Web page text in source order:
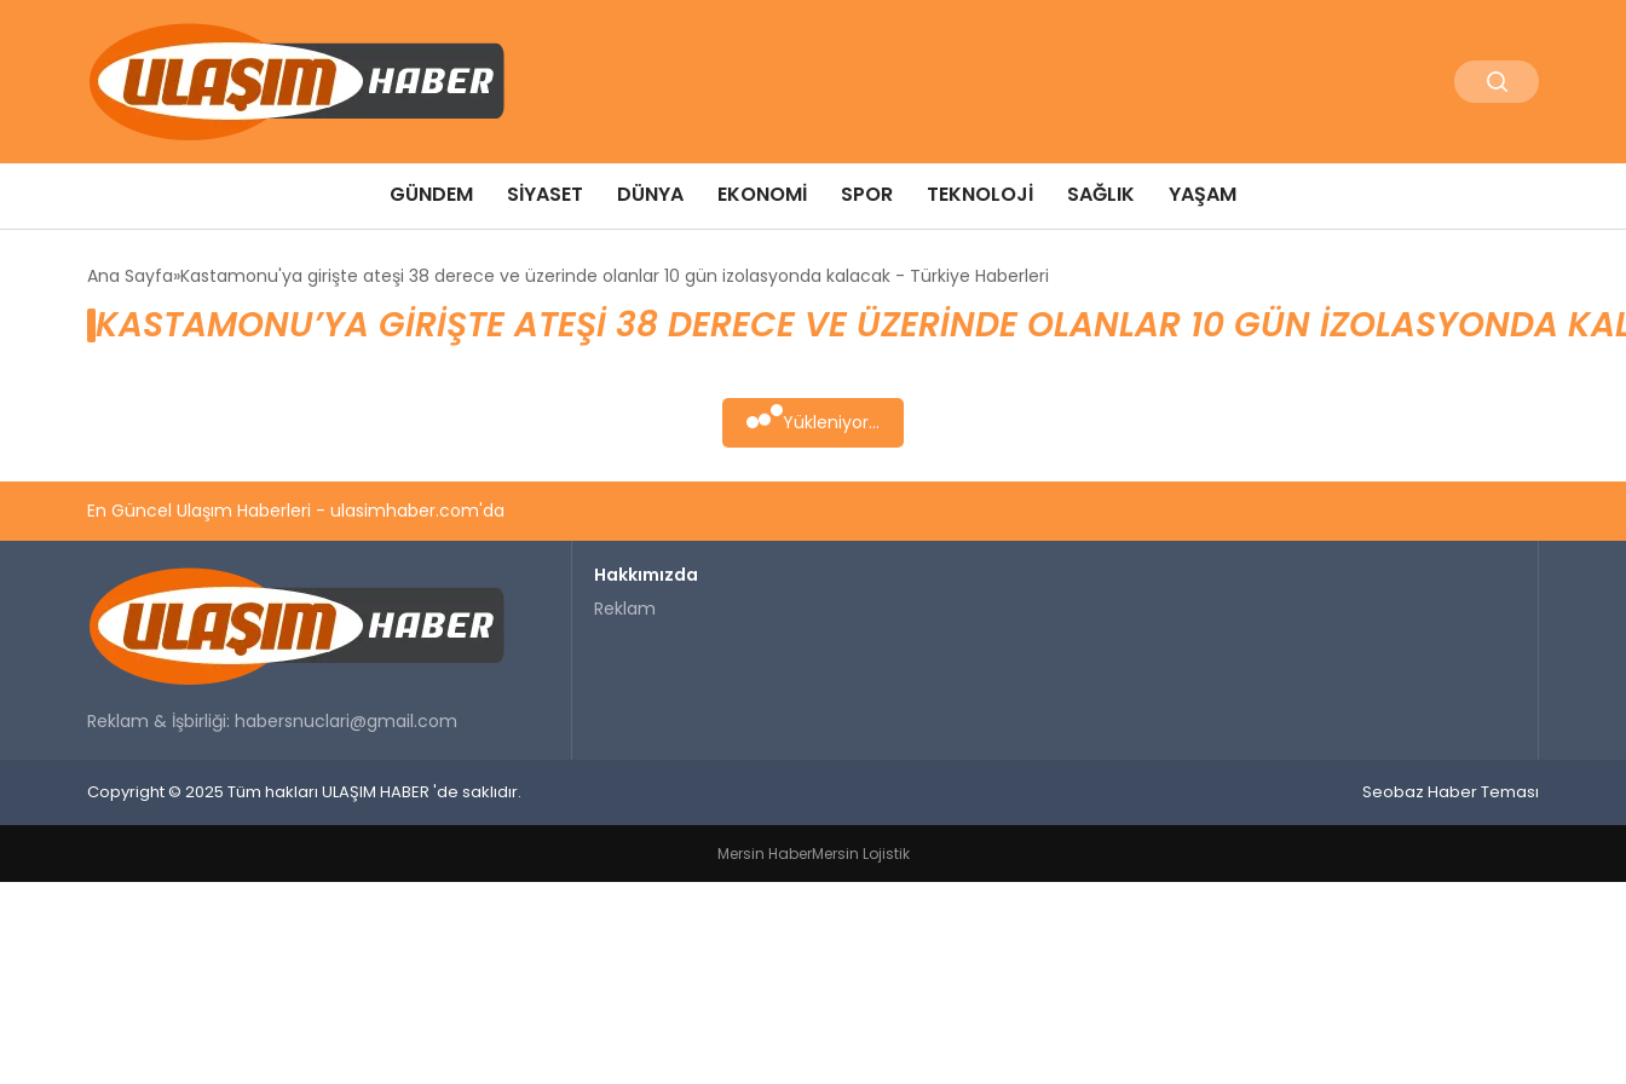
GÜNDEM SIYASET DÜNYA EKONOMI SPOR TEKNOLOJI SAĞLIK YAŞAM
Ana Sayfa Kastamonu'ya girişte ateşi 38 derece ve üzerinde olanlar 10 gün izolasyonda kalacak - Türkiye Haberleri
KASTAMONU’YA GIRIŞTE ATEŞI 38 DERECE VE ÜZERINDE OLANLAR 10 GÜN IZOLASYONDA
Yükleniyor...
En Güncel Ulaşım Haberleri - ulasimhaber.com'da
Reklam & İşbirliği: habersnuclari@gmail.com
Hakkımızda
Reklam
Copyright © 2025 Tüm hakları ULAŞIM HABER 'de saklıdır. Seobaz Haber Teması
Mersin HaberMersin Lojistik